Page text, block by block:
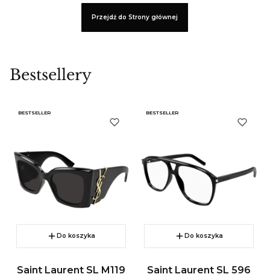
Przejdź do Strony głównej
Bestsellery
BESTSELLER
Do koszyka
Saint Laurent SL M119
BESTSELLER
Do koszyka
Saint Laurent SL 596